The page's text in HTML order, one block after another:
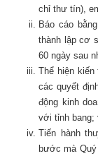
chỉ thư tín),
Báo cáo
thành lập cơ
60 ngày sau
Thể hiện
các quyết
động kinh
với tỉnh bang;
Tiến hành
bước mà